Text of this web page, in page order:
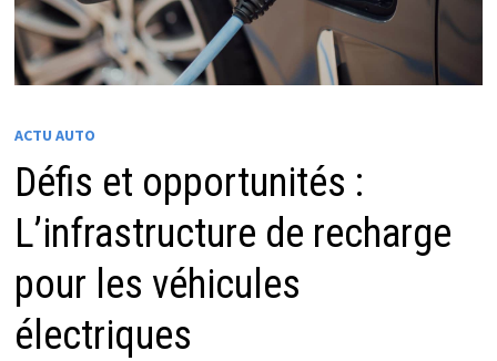
ACTU AUTO
Défis et opportunités :
L’infrastructure de recharge
pour les véhicules
électriques